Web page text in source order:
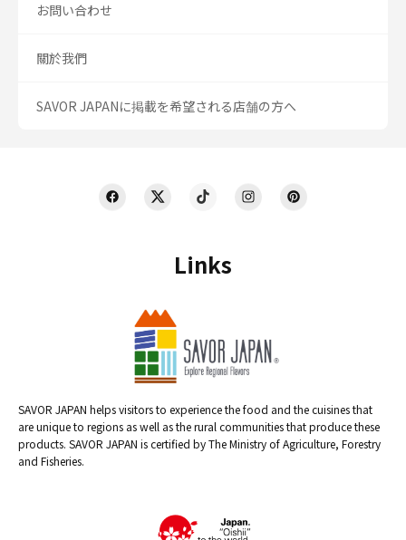
Links
SAVOR JAPAN helps visitors to experience the food and the cuisines that
are unique to regions as well as the rural communities that produce these
products. SAVOR JAPAN is certified by The Ministry of Agriculture, Forestry
and Fisheries.
お問い合わせ
關於我們
SAVOR JAPANに掲載を希望される店舗の方へ